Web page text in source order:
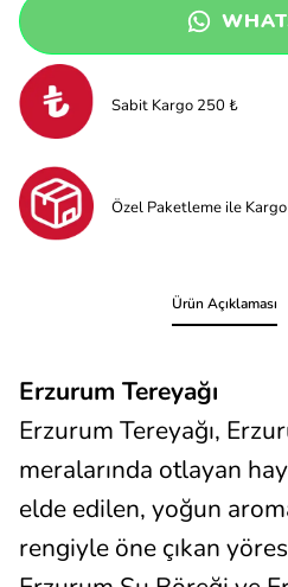
Sabit Kargo 250 ₺
Özel Paketleme ile Kargo
Ürün Açıklaması
Erzurum Tereyağı
Erzurum Tereyağı,
meralarında otlayan
elde edilen, yoğun
rengiyle öne çıkan